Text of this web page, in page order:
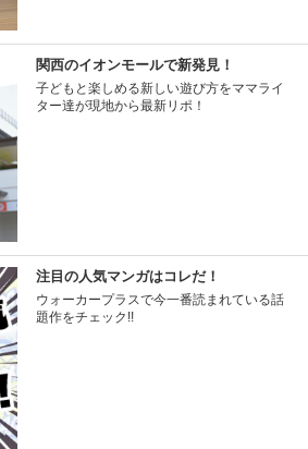
関西のイオンモールで新発見！
子どもと楽しめる新しい遊び方をママライ
ター達が現地から最新リポ！
注目の人気マンガはコレだ！
ウォーカープラスで今一番読まれている話
題作をチェック!!